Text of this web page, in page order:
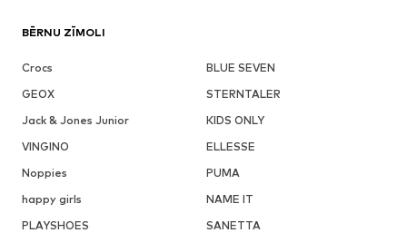
BĒRNU ZĪMOLI
Crocs
BLUE SEVEN
GEOX
STERNTALER
Jack & Jones Junior
KIDS ONLY
VINGINO
ELLESSE
Noppies
PUMA
happy girls
NAME IT
PLAYSHOES
SANETTA